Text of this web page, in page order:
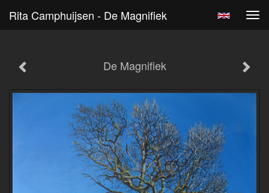
Rita Camphuijsen - De Magnifiek
De Magnifiek